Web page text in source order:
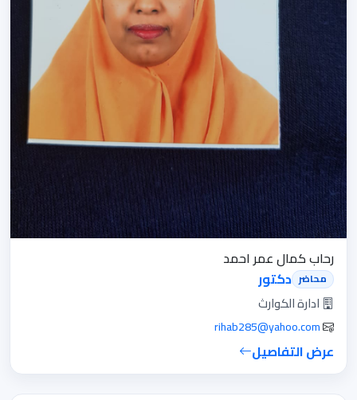
رحاب كمال عمر احمد
محاضر دكتور
ادارة الكوارث
rihab285@yahoo.com
عرض التفاصيل